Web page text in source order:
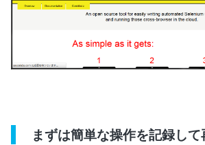
まずは簡単な操作を記録して